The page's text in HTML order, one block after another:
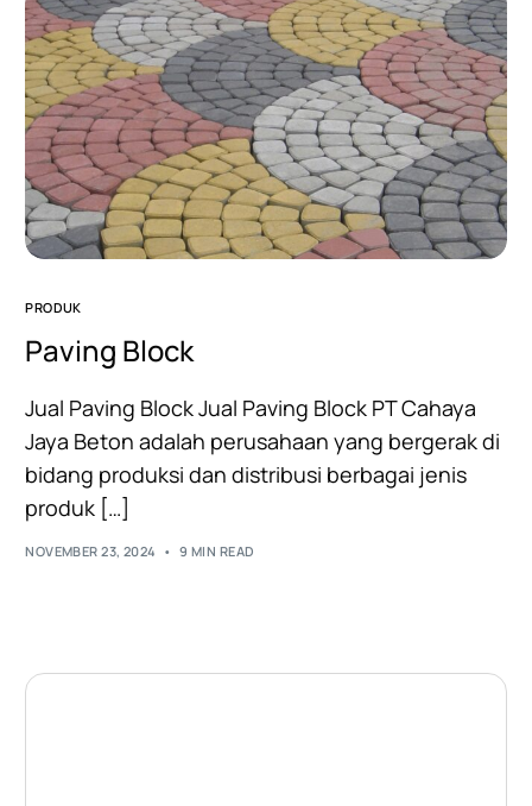
PRODUK
Paving Block
Jual Paving Block Jual Paving Block PT Cahaya
Jaya Beton adalah perusahaan yang bergerak di
bidang produksi dan distribusi berbagai jenis
produk […]
NOVEMBER 23, 2024 9 MIN READ